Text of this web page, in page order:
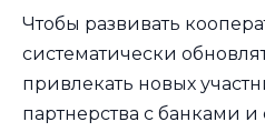
Чтобы развивать
систематически
привлекать новых
партнерства с банками